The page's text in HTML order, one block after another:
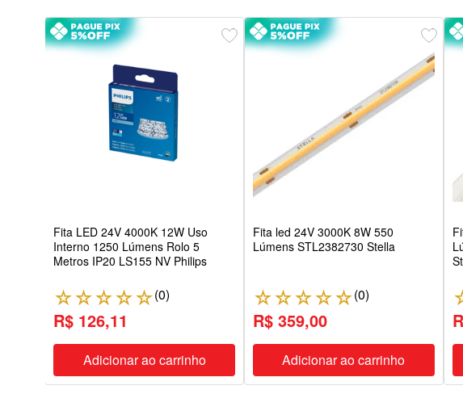
Fita LED 24V 4000K 12W Uso
Interno 1250 Lúmens Rolo 5
Metros IP20 LS155 NV Philips
☆☆☆☆☆(0)
R$ 126,11
Adicionar ao carrinho
Fita led 24V 3000K 8W 550
Lúmens STL2382730 Stella
☆☆☆☆☆(0)
R$ 359,00
Adicionar ao carrinho